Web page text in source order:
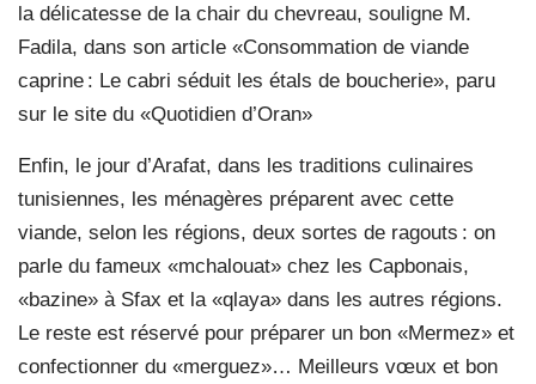
la délicatesse de la chair du chevreau, souligne M.
Fadila, dans son article «Consommation de viande
caprine : Le cabri séduit les étals de boucherie», paru
sur le site du «Quotidien d’Oran»
Enfin, le jour d’Arafat, dans les traditions culinaires
tunisiennes, les ménagères préparent avec cette
viande, selon les régions, deux sortes de ragouts : on
parle du fameux «mchalouat» chez les Capbonais,
«bazine» à Sfax et la «qlaya» dans les autres régions.
Le reste est réservé pour préparer un bon «Mermez» et
confectionner du «merguez»… Meilleurs vœux et bon